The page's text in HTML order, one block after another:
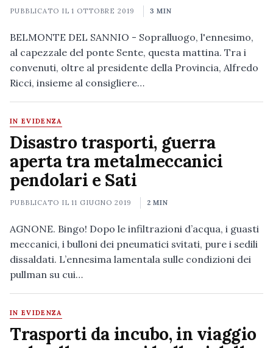
PUBBLICATO IL1 OTTOBRE 2019 3 MIN
BELMONTE DEL SANNIO - Sopralluogo, l'ennesimo,
al capezzale del ponte Sente, questa mattina. Tra i
convenuti, oltre al presidente della Provincia, Alfredo
Ricci, insieme al consigliere…
IN EVIDENZA
Disastro trasporti, guerra
aperta tra metalmeccanici
pendolari e Sati
PUBBLICATO IL11 GIUGNO 2019 2 MIN
AGNONE. Bingo! Dopo le infiltrazioni d’acqua, i guasti
meccanici, i bulloni dei pneumatici svitati, pure i sedili
dissaldati. L’ennesima lamentala sulle condizioni dei
pullman su cui…
IN EVIDENZA
Trasporti da incubo, in viaggio